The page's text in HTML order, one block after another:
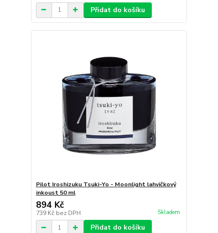
Přidat do košíku
Pilot Iroshizuku Tsuki-Yo - Moonlight lahvičkový
inkoust 50 ml
894 Kč
739 Kč bez DPH Skladem
Přidat do košíku